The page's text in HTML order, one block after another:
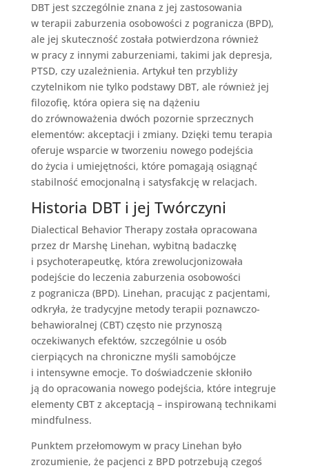
DBT jest szczególnie znana z jej zastosowania
w terapii zaburzenia osobowości z pogranicza (BPD),
ale jej skuteczność została potwierdzona również
w pracy z innymi zaburzeniami, takimi jak depresja,
PTSD, czy uzależnienia. Artykuł ten przybliży
czytelnikom nie tylko podstawy DBT, ale również jej
filozofię, która opiera się na dążeniu
do zrównoważenia dwóch pozornie sprzecznych
elementów: akceptacji i zmiany. Dzięki temu terapia
oferuje wsparcie w tworzeniu nowego podejścia
do życia i umiejętności, które pomagają osiągnąć
stabilność emocjonalną i satysfakcję w relacjach.
Historia DBT i jej Twórczyni
Dialectical Behavior Therapy została opracowana
przez dr Marshę Linehan, wybitną badaczkę
i psychoterapeutkę, która zrewolucjonizowała
podejście do leczenia zaburzenia osobowości
z pogranicza (BPD). Linehan, pracując z pacjentami,
odkryła, że tradycyjne metody terapii poznawczo-
behawioralnej (CBT) często nie przynoszą
oczekiwanych efektów, szczególnie u osób
cierpiących na chroniczne myśli samobójcze
i intensywne emocje. To doświadczenie skłoniło
ją do opracowania nowego podejścia, które integruje
elementy CBT z akceptacją – inspirowaną technikami
mindfulness.
Punktem przełomowym w pracy Linehan było
zrozumienie, że pacjenci z BPD potrzebują czegoś